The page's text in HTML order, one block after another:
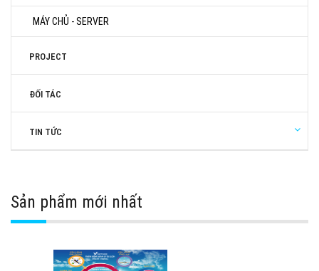
MÁY CHỦ - SERVER
PROJECT
ĐỐI TÁC
TIN TỨC
Sản phẩm mới nhất